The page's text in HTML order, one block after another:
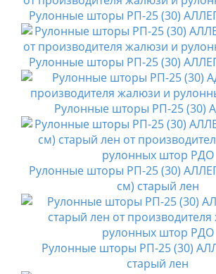
Рулонные шторы РП-25 (30)
Рулонные шторы РП-25 (30)
Рулонные шторы РП-25 (30)
Рулонные шторы РП-25 (30)
см) старый лен
Рулонные шторы РП-25 (30)
старый лен